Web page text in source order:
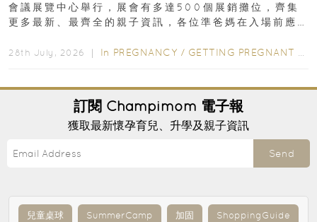
會議展覽中心舉行，展會有多達500個展銷攤位，齊集
更多最新、最齊全的親子資訊，各位準爸媽在入場前應
28th July, 2026 ｜ In PREGNANCY / GETTING PREGNANT
訂閱 Champimom 電子報
獲取最新懷孕育兒、升學及親子資訊
Send
兒童桌球 SummerCamp 加固 ShoppingGuide